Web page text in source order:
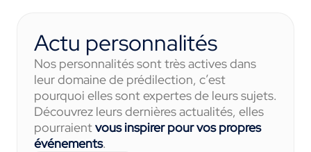
Actu personnalités
Nos personnalités sont très actives dans
leur domaine de prédilection, c’est
pourquoi elles sont expertes de leurs sujets.
Découvrez leurs dernières actualités, elles
pourraientvous inspirer pour vos propres
événements.